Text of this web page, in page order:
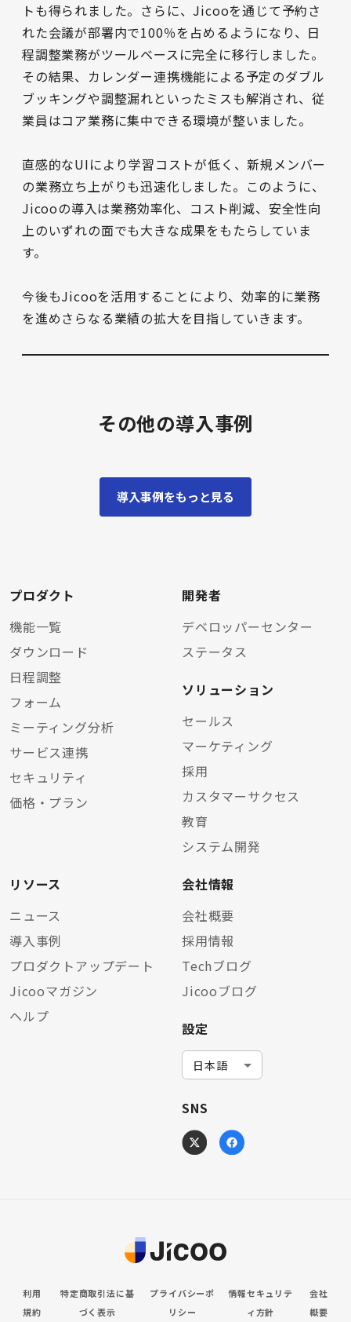
トも得られました。さらに、Jicooを通じて予約さ
れた会議が部署内で100％を占めるようになり、日
程調整業務がツールベースに完全に移行しました。
その結果、カレンダー連携機能による予定のダブル
ブッキングや調整漏れといったミスも解消され、従
業員はコア業務に集中できる環境が整いました。
直感的なUIにより学習コストが低く、新規メンバー
の業務立ち上がりも迅速化しました。このように、
Jicooの導入は業務効率化、コスト削減、安全性向
上のいずれの面でも大きな成果をもたらしていま
す。
今後もJicooを活用することにより、効率的に業務
を進めさらなる業績の拡大を目指していきます。
その他の導入事例
導入事例をもっと見る
プロダクト
機能一覧
ダウンロード
日程調整
フォーム
ミーティング分析
サービス連携
セキュリティ
価格・プラン
開発者
デベロッパーセンター
ステータス
ソリューション
セールス
マーケティング
採用
カスタマーサクセス
教育
システム開発
リソース
ニュース
導入事例
プロダクトアップデート
Jicooマガジン
ヘルプ
会社情報
会社概要
採用情報
Techブログ
Jicooブログ
設定
SNS
利用
規約
特定商取引法に基
づく表示
プライバシーポ
リシー
情報セキュリテ
ィ方針
会社
概要